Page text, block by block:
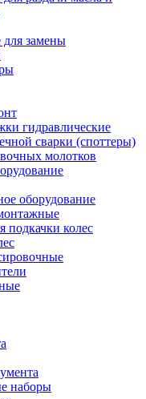
замены
гидравлические
сварки (споттеры)
молотков
оборудование
подкачки колес
наборы